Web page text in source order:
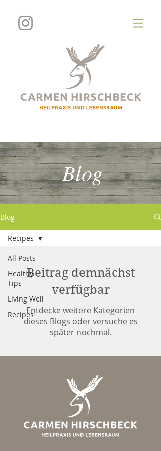
Blog
Blog
All Posts
Healthy
Tips
Living Well
Recipes
Recipes
Beitrag demnächst
verfügbar
Entdecke weitere Kategorien
dieses Blogs oder versuche es
später nochmal.